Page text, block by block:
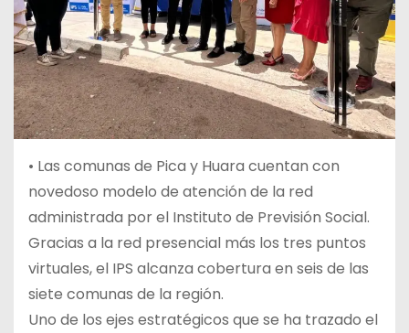
• Las comunas de Pica y Huara cuentan con
novedoso modelo de atención de la red
administrada por el Instituto de Previsión Social.
Gracias a la red presencial más los tres puntos
virtuales, el IPS alcanza cobertura en seis de las
siete comunas de la región.
Uno de los ejes estratégicos que se ha trazado el